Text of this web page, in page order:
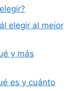
elegir al mejor
y más
es y cuánto